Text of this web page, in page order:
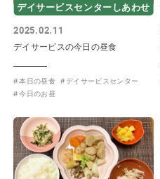
デイサービスセンターしあわせ
2025.02.11
デイサービスの今日の昼食
本日の昼食
デイサービスセンター
今日のお昼